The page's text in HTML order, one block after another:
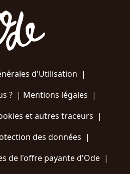
d'Utilisation |
?| Mentions légales |
et autres traceurs |
des données |
de l'offre payante d'Ode |